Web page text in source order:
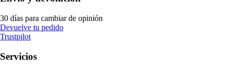
30 días para cambiar de opinión
Devuelve tu pedido
Trustpilot
Servicios